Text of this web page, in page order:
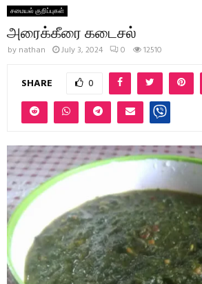
சமையல் குறிப்புகள்
அரைக்கீரை கடைசல்
by nathan July 3, 2024 0 12510
SHARE 0